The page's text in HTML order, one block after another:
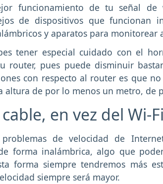
funcionamiento de tu señal
de dispositivos que funcionan
y aparatos para monitorear
tener especial cuidado con el
router, pues puede disminuir
con respecto al router es que
altura de por lo menos un metro, de
en vez del Wi-Fi
de velocidad de
forma inalámbrica, algo que
forma siempre tendremos más
siempre será mayor.